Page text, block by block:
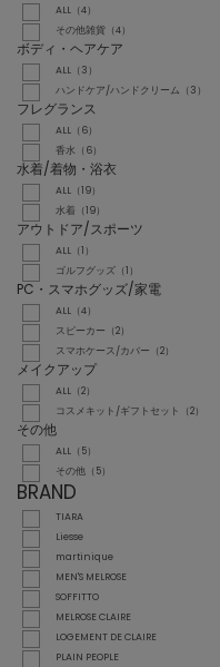
ALL（4）
その他雑貨（4）
ボディ・ヘアケア
ALL（3）
ハンドケア/ハンドクリーム（3）
フレグランス
ALL（6）
香水（6）
水着/着物・浴衣
ALL（19）
水着（19）
アウトドア/スポーツ
ALL（1）
ゴルフグッズ（1）
PC・スマホグッズ/家電
ALL（4）
スピーカー（2）
スマホケース/カバー（2）
メイクアップ
ALL（2）
コスメキット/ギフトセット（2）
その他
ALL（5）
その他（5）
BRAND
TIARA
Liesse
martinique
MEN'S MELROSE
SOFFITTO
MELROSE CLAIRE
LOGEMENT DE CLAIRE
PLAIN PEOPLE